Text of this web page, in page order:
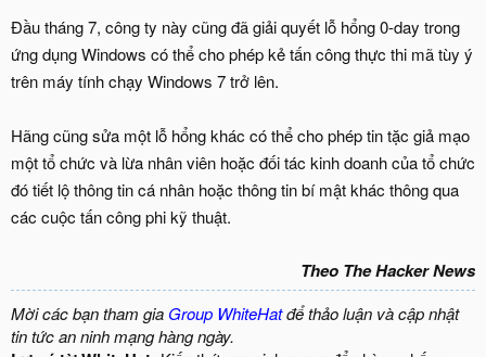
Đầu tháng 7, công ty này cũng đã giải quyết lỗ hổng 0-day trong
ứng dụng Windows có thể cho phép kẻ tấn công thực thi mã tùy ý
trên máy tính chạy Windows 7 trở lên.
Hãng cũng sửa một lỗ hổng khác có thể cho phép tin tặc giả mạo
một tổ chức và lừa nhân viên hoặc đối tác kinh doanh của tổ chức
đó tiết lộ thông tin cá nhân hoặc thông tin bí mật khác thông qua
các cuộc tấn công phi kỹ thuật.
Theo The Hacker News
Mời các bạn tham gia Group WhiteHatđể thảo luận và cập nhật
tin tức an ninh mạng hàng ngày.